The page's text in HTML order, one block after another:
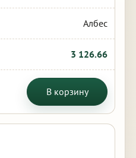
Албес
3 126.66
В корзину